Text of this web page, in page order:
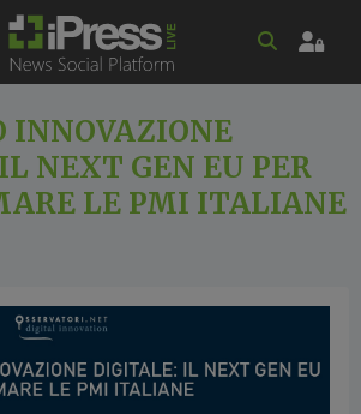
INNOVAZIONE
NEXT GEN EU PER
LE PMI ITALIANE